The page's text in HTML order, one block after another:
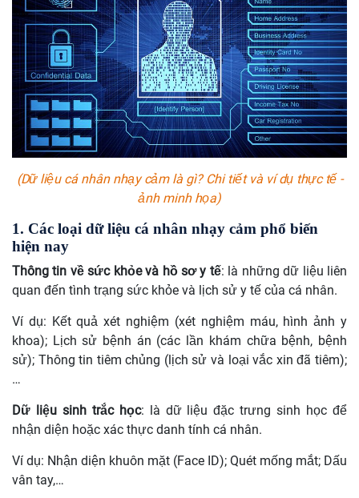
(Dữ liệu cá nhân nhạy cảm là gì? Chi tiết và ví dụ thực tế -
ảnh minh họa)
1. Các loại dữ liệu cá nhân nhạy cảm phổ biến
hiện nay
Thông tin về sức khỏe và hồ sơ y tế: là những dữ liệu liên
quan đến tình trạng sức khỏe và lịch sử y tế của cá nhân.
Ví dụ: Kết quả xét nghiệm (xét nghiệm máu, hình ảnh y
khoa); Lịch sử bệnh án (các lần khám chữa bệnh, bệnh
sử); Thông tin tiêm chủng (lịch sử và loại vắc xin đã tiêm);
…
Dữ liệu sinh trắc học: là dữ liệu đặc trưng sinh học để
nhận diện hoặc xác thực danh tính cá nhân.
Ví dụ: Nhận diện khuôn mặt (Face ID); Quét mống mắt; Dấu
vân tay,…